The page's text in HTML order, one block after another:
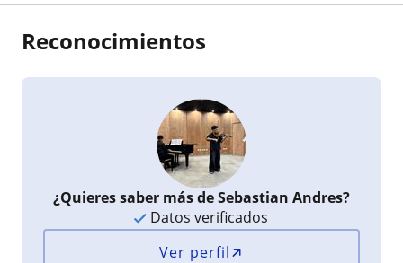
Reconocimientos
¿Quieres saber más de Sebastian Andres?
Datos verificados
Ver perfil